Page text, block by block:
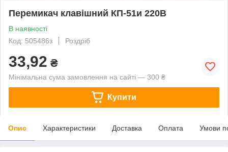
Перемикач клавішний КП-51и 220В
В наявності
Код: 505486з
Роздріб
33,92 ₴
Мінімальна сума замовлення на сайті — 300 ₴
Купити
Опис Характеристики Доставка Оплата Умови